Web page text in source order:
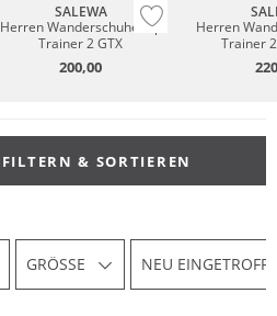
SALEWA
Herren Wanderschuhe Alp
Trainer 2 GTX
200,00
Herren
Trainer
FILTERN & SORTIEREN
GRÖSSE NEU